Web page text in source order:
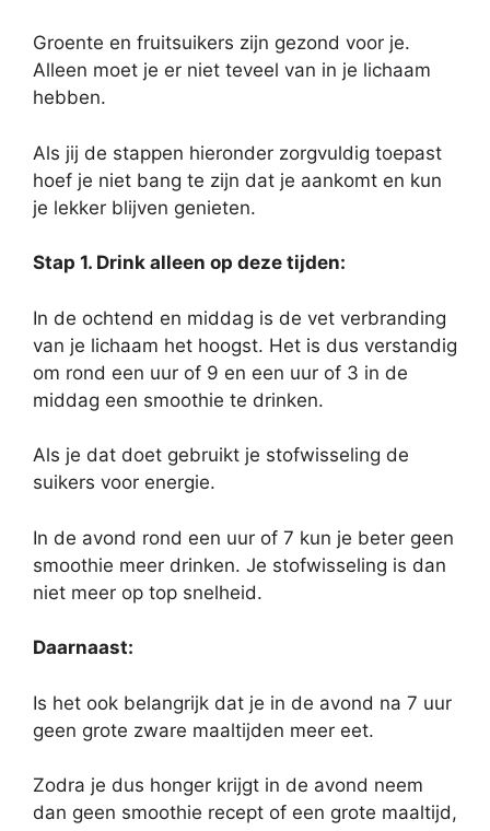
Groente en fruitsuikers zijn gezond voor je.
Alleen moet je er niet teveel van in je lichaam
hebben.
Als jij de stappen hieronder zorgvuldig toepast
hoef je niet bang te zijn dat je aankomt en kun
je lekker blijven genieten.
Stap 1. Drink alleen op deze tijden:
In de ochtend en middag is de vet verbranding
van je lichaam het hoogst. Het is dus verstandig
om rond een uur of 9 en een uur of 3 in de
middag een smoothie te drinken.
Als je dat doet gebruikt je stofwisseling de
suikers voor energie.
In de avond rond een uur of 7 kun je beter geen
smoothie meer drinken. Je stofwisseling is dan
niet meer op top snelheid.
Daarnaast:
Is het ook belangrijk dat je in de avond na 7 uur
geen grote zware maaltijden meer eet.
Zodra je dus honger krijgt in de avond neem
dan geen smoothie recept of een grote maaltijd,